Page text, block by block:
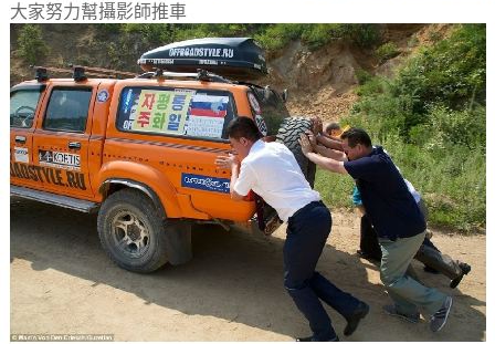
大家努力幫攝影師推車